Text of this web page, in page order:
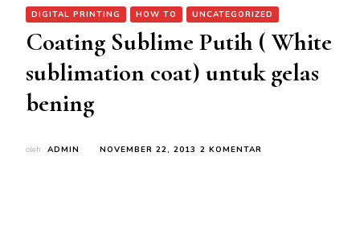
DIGITAL PRINTING HOW TO UNCATEGORIZED
Coating Sublime Putih ( White
sublimation coat) untuk gelas
bening
oleh ADMIN NOVEMBER 22, 2013 2 KOMENTAR